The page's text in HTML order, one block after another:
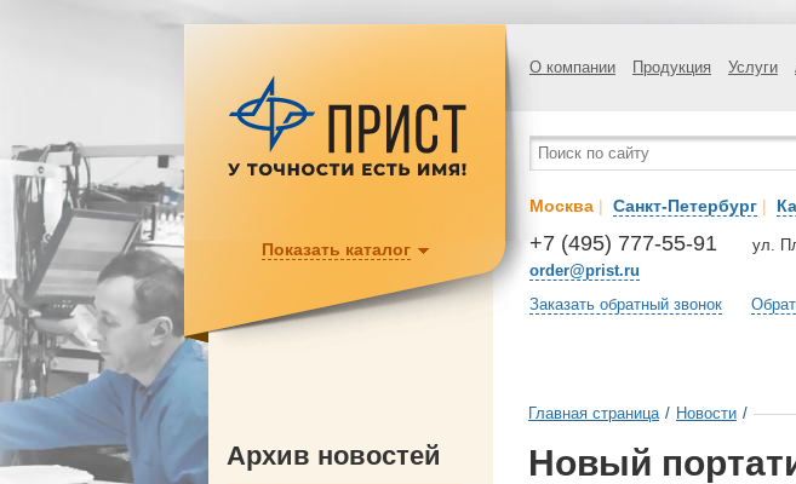
О компании Продукция Услуги
Москва | Санкт-Петербург |
+7 (495) 777-55-91
order@prist.ru
ул.
Заказать обратный звонок
Показать каталог
Архив новостей
Главная страница / Новости /
Новый